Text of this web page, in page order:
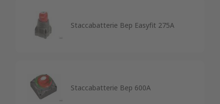
Staccabatterie Bep Easyfit 275A
Staccabatterie Bep 600A